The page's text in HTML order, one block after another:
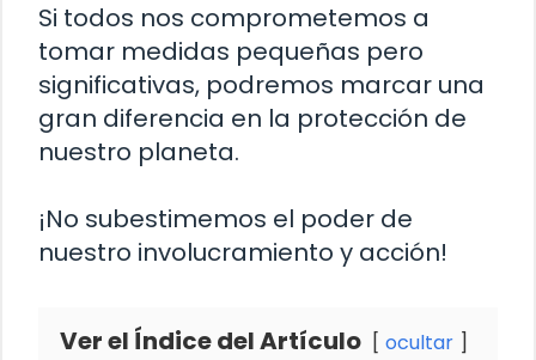
Si todos nos comprometemos a
tomar medidas pequeñas pero
significativas, podremos marcar una
gran diferencia en la protección de
nuestro planeta.
¡No subestimemos el poder de
nuestro involucramiento y acción!
Ver el Índice del Artículo ocultar